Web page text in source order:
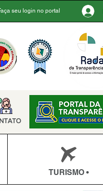
seu login no portal
TURISMO •